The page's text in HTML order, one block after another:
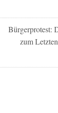
Bürgerprotest:
zum